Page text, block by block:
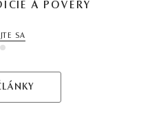
A POVERY
SA
3